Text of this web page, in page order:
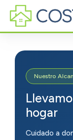
Servicios
Cobertura
Nuestro
hogar
Cuidado a